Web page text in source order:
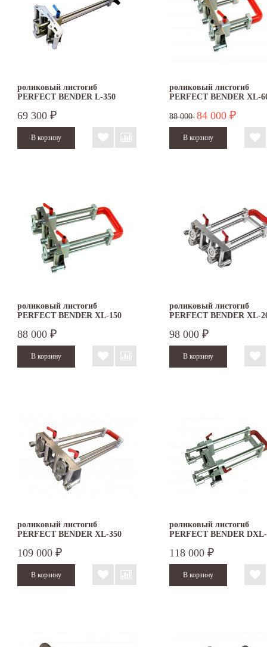
роликовый листогиб
PERFECT BENDER L-350
69 300 ₽
роликовый листогиб
PERFECT BENDER XL-
88 000 84 000 ₽
роликовый листогиб
PERFECT BENDER XL-150
88 000 ₽
роликовый листогиб
PERFECT BENDER XL-
98 000 ₽
роликовый листогиб
PERFECT BENDER XL-350
109 000 ₽
роликовый листогиб
PERFECT BENDER
118 000 ₽